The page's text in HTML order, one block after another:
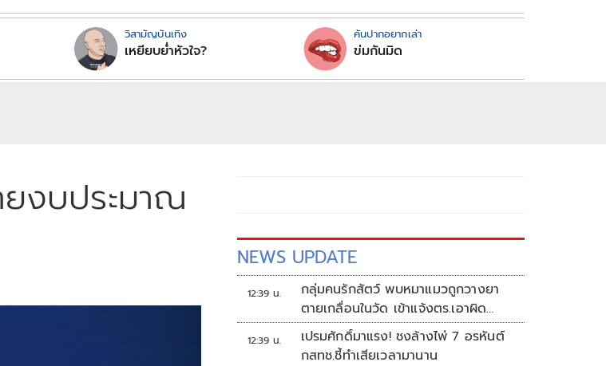
วิสามัญบันเทิง
เหยียบย่ำหัวใจ?
คันปากอยากเล่า
ข่มกันมิด
งบประมาณ
NEWS UPDATE
12:39 น.
กลุ่มคนรักสัตว์ พบหมาแมวถูกวางยา
ตายเกลื่อนในวัด เข้าแจ้งตร.เอาผิด
ทารุณสัตว์
12:39 น.
เปรมศักดิ์มาแรง! ชงล้างไพ่ 7 อรหันต์
กสทช.ชี้ทำเสียเวลามานาน